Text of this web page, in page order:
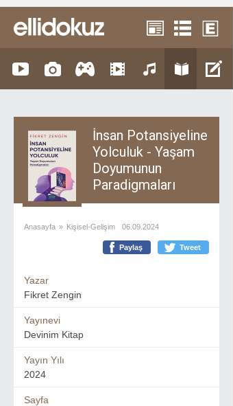
İnsan Potansiyeline
Yolculuk - Yaşam
Doyumunun
Paradigmaları
Anasayfa » Kişisel-Gelişim 06.09.2024
Paylaş Tweet
Yazar
Fikret Zengin
Yayınevi
Devinim Kitap
Yayın Yılı
2024
Sayfa